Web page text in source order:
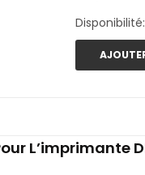
Disponibilité:
L’imprimante